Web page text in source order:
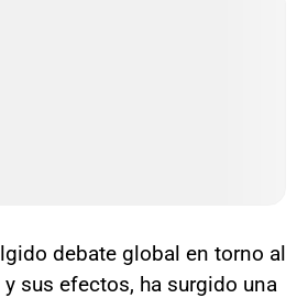
debate global en torno al
sus efectos, ha surgido una